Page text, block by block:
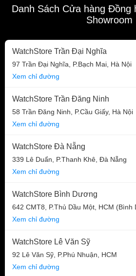
Danh Sách Cửa hàng Đồng
Showroom
WatchStore Trần Đại Nghĩa
97 Trần Đại Nghĩa, P.Bạch Mai, Hà Nội
Xem chỉ đường
WatchStore Trần Đăng Ninh
58 Trần Đăng Ninh, P.Cầu Giấy, Hà Nội
Xem chỉ đường
WatchStore Đà Nẵng
339 Lê Duẩn, P.Thanh Khê, Đà Nẵng
Xem chỉ đường
WatchStore Bình Dương
642 CMT8, P.Thủ Dầu Một, HCM (Bình
Xem chỉ đường
WatchStore Lê Văn Sỹ
92 Lê Văn Sỹ, P.Phú Nhuận, HCM
Xem chỉ đường